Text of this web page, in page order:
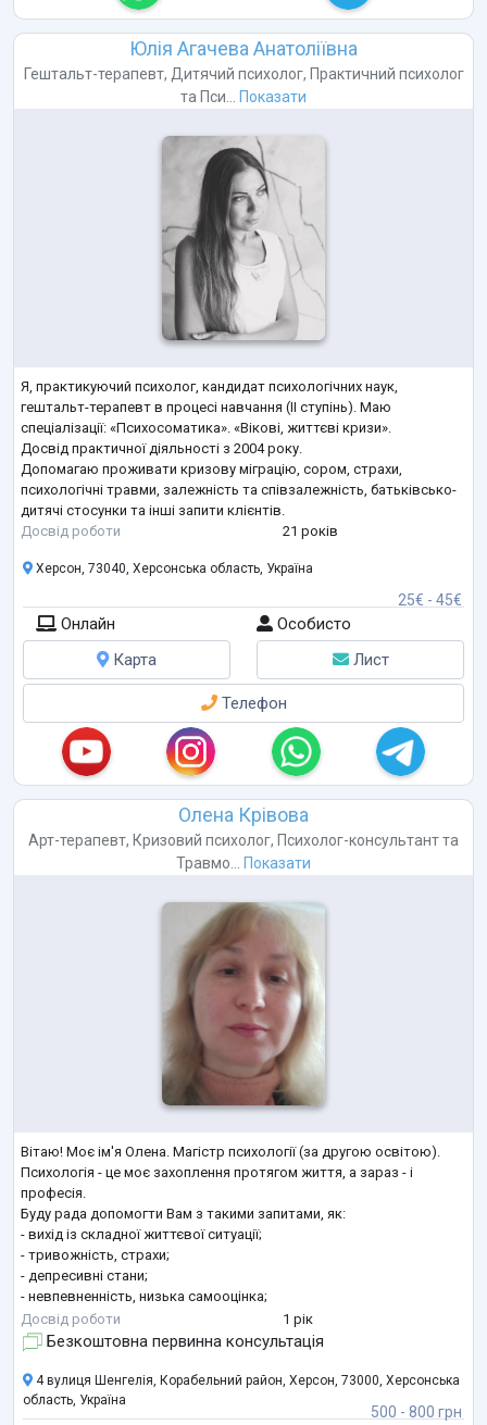
Юлія Агачева Анатоліївна
Гештальт-терапевт, Дитячий психолог, Практичний психолог
та Пси... Показати
Я, практикуючий психолог, кандидат психологічних наук,
гештальт-терапевт в процесі навчання (ІІ ступінь). Маю
спеціалізації: «Психосоматика». «Вікові, життєві кризи».
Досвід практичної діяльності з 2004 року.
Допомагаю проживати кризову міграцію, сором, страхи,
психологічні травми, залежність та співзалежність, батьківсько-
дитячі стосунки та інші запити клієнтів.
Досвід роботи
21 років
25€ - 45€
Херсон, 73040, Херсонська область, Україна
Онлайн
Особисто
Карта
Лист
Телефон
Олена Крівова
Арт-терапевт, Кризовий психолог, Психолог-консультантта
Травмо...
Показати
Вітаю! Моє ім'я Олена. Магістр психології (за другою освітою).
Психологія - це моє захоплення протягом життя, а зараз - і
професія.
Буду рада допомогти Вам з такими запитами, як:
- вихід із складної життєвої ситуації;
- тривожність, страхи;
- депресивні стани;
- невпевненність, низька самооцінка;
- психосоматичні прояви;
- наслідки психологічної травми;
- призначення;
- досягнення цілей та інші.
Використовую інтегративний підхід під Ваш запит.
Досвід роботи 1 рік
Безкоштовна первинна консультація
500 - 800 грн
4 вулиця Шенгелія, Корабельний район, Херсон, 73000, Херсонська
область, Україна